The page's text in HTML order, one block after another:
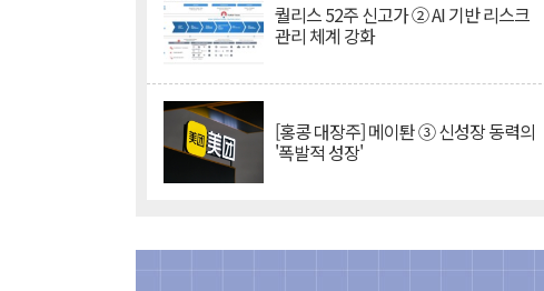
퀄리스 52주 신고가 ② AI 기반 리스크
관리 체계 강화
[홍콩 대장주] 메이퇀 ③ 신성장 동력의
'폭발적 성장'